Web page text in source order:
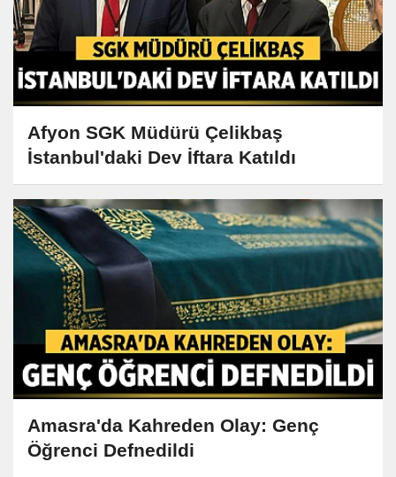
Afyon SGK Müdürü Çelikbaş
İstanbul'daki Dev İftara Katıldı
Amasra'da Kahreden Olay: Genç
Öğrenci Defnedildi